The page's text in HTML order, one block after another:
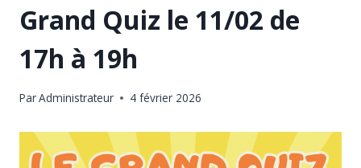
Grand Quiz le 11/02 de
17h à 19h
ParAdministrateur 4 février 2026